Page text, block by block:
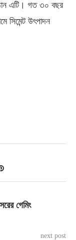
এটি। গত ৩০ বছর
সিমেন্ট উৎপাদন
গেমিং
next post